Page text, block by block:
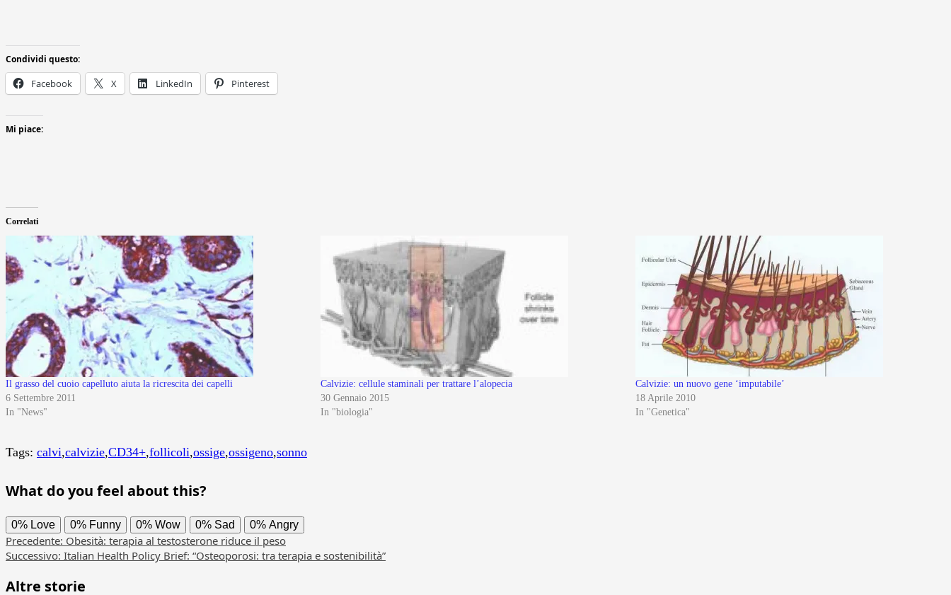
Condividi questo:
Facebook X LinkedIn Pinterest
Mi piace:
Correlati
Il grasso del cuoio capelluto aiuta la ricrescita dei capelli
6 Settembre 2011
In "News"
Calvizie: cellule staminali per trattare l’alopecia
30 Gennaio 2015
In "biologia"
Calvizie: un nuovo gene ‘imputabile’
18 Aprile 2010
In "Genetica"
Tags: calvi,calvizie,CD34+,follicoli,ossige,ossigeno,sonno
What do you feel about this?
0% Love 0% Funny 0% Wow 0% Sad 0% Angry
Navigazione
articolo
Precedente: Obesità: terapia al testosterone riduce il peso
Successivo: Italian Health Policy Brief: “Osteoporosi: tra terapia e sostenibilità”
Altre storie